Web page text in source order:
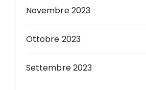
Novembre 2023
Ottobre 2023
Settembre 2023